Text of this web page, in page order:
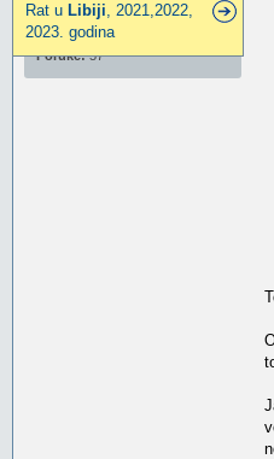
Rat u Libiji, 2021,2022,
2023. godina
Pridružio:03 Sep 2025
Poruke:57